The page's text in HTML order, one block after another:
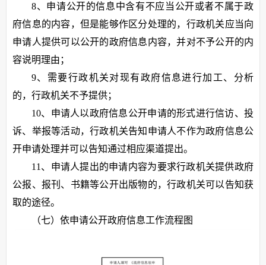
8、申请公开的信息中含有不应当公开或者不属于政
府信息的内容，但是能够作区分处理的，行政机关应当向
申请人提供可以公开的政府信息内容，并对不予公开的内
容说明理由；
9、需要行政机关对现有政府信息进行加工、分析
的，行政机关不予提供；
10、申请人以政府信息公开申请的形式进行信访、投
诉、举报等活动，行政机关告知申请人不作为政府信息公
开申请处理并可以告知通过相应渠道提出。
11、申请人提出的申请内容为要求行政机关提供政府
公报、报刊、书籍等公开出版物的，行政机关可以告知获
取的途径。
（七）依申请公开政府信息工作流程图